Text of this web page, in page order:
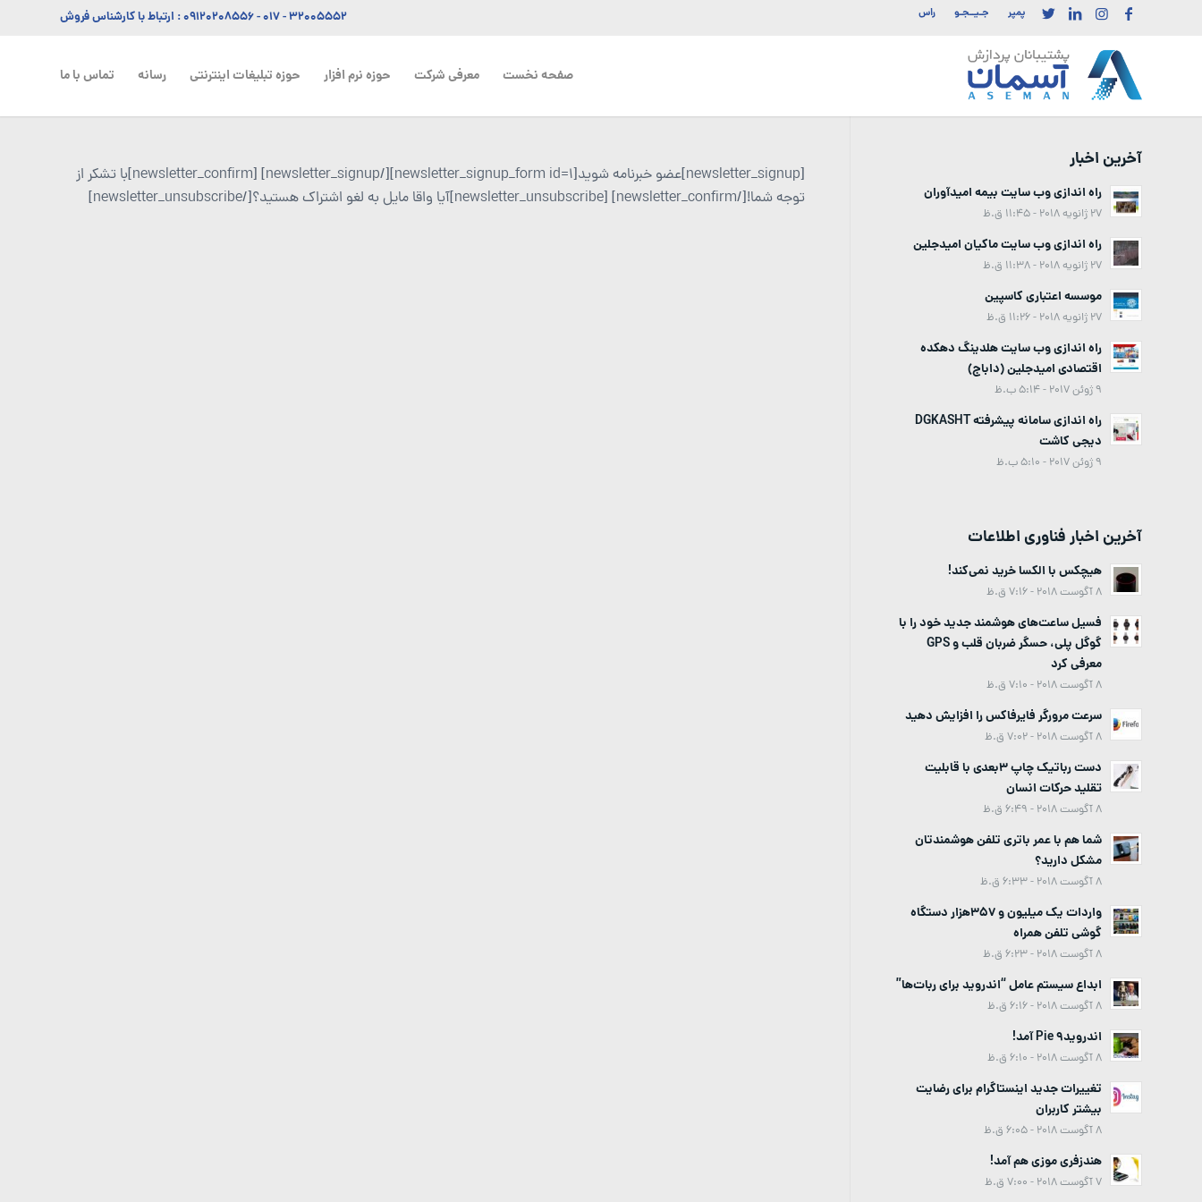
پمپر جـیــجـو راس ۳۲۰۰۵۵۵۲ - ۰۱۷ -۰۹۱۲۰۲۰۸۵۵۶: ارتباط با کارشناس فروش
صفحه نخست معرفی شرکت حوزه نرم افزار حوزه تبلیغات اینترنتی رسانه تماس با ما
[newsletter_signup]عضو خبرنامه شوید[newsletter_signup_form id=1][/newsletter_signup] [newsletter_confirm]با تشکر از
توجه شما![/newsletter_confirm] [newsletter_unsubscribe]آیا واقا مایل به لغو اشتراک هستید؟[/newsletter_unsubscribe]
آخرین اخبار
راه اندازی وب سایت بیمه امیدآوران
27 ژانویه 2018 - 11:45 ق.ظ
راه اندازی وب سایت ماکیان امیدجلین
27 ژانویه 2018 - 11:38 ق.ظ
موسسه اعتباری کاسپین
27 ژانویه 2018 - 11:26 ق.ظ
راه اندازی وب سایت هلدینگ دهکده
اقتصادی امیدجلین (داباج)
9 ژوئن 2017 - 5:14 ب.ظ
راه اندازی سامانه پیشرفته DGKASHT
دیجی کاشت
9 ژوئن 2017 - 5:10 ب.ظ
آخرین اخبار فناوری اطلاعات
هیچکس با الکسا خرید نمی‌کند!
8 آگوست 2018 - 7:16 ق.ظ
فسیل ساعت‌های هوشمند جدید خود را با
گوگل پلی، حسگر ضربان قلب و GPS
معرفی کرد
8 آگوست 2018 - 7:10 ق.ظ
سرعت مرورگر فایرفاکس را افزایش دهید
8 آگوست 2018 - 7:02 ق.ظ
دست رباتیک چاپ 3بعدی با قابلیت
تقلید حرکات انسان
8 آگوست 2018 - 6:49 ق.ظ
شما هم با عمر باتری تلفن هوشمندتان
مشکل دارید؟
8 آگوست 2018 - 6:33 ق.ظ
واردات یک میلیون و 357هزار دستگاه
گوشی تلفن همراه
8 آگوست 2018 - 6:23 ق.ظ
ابداع سیستم عامل “اندروید برای ربات‌ها”
8 آگوست 2018 - 6:16 ق.ظ
اندروید9 Pie آمد!
8 آگوست 2018 - 6:10 ق.ظ
تغییرات جدید اینستاگرام برای رضایت
بیشتر کاربران
8 آگوست 2018 - 6:05 ق.ظ
هندزفری موزی هم آمد!
7 آگوست 2018 - 7:00 ق.ظ